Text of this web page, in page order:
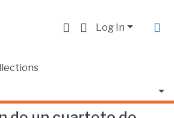
Log In
Música